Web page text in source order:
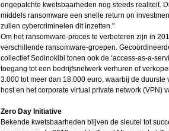
ongepatchte kwetsbaarheden nog steeds realiteit.
middels ransomware een snelle return on
zullen cybercriminelen dit inzetten."
Om het ransomware-proces te verbeteren zijn in
verschillende ransomware-groepen.
collectief Sodinokibi tonen ook de ‘access-as-a-
toegang tot een bedrijfsnetwerk verhuren of
3.000 tot meer dan 18.000 euro, waarbij de
host en het corporate virtual private network (VPN)
Zero Day Initiative
Bekende kwetsbaarheden blijven de sleutel tot